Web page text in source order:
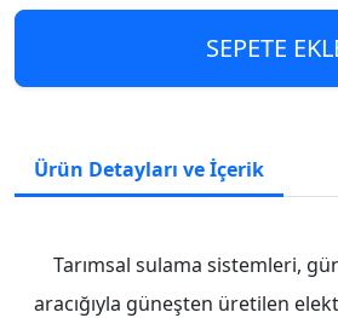
SEPETE
Ürün Detayları ve İçerik
Tarımsal sulama sistemleri,
aracığıyla güneşten üretilen